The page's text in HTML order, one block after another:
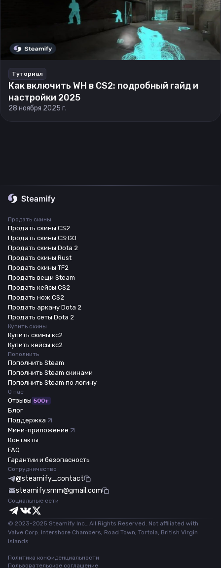
Туториал
Как включить WH в CS2: подробный гайд и
настройки 2025
28 ноября 2025 г.
Продать скины
Продать скины CS2
Продать скины CS:GO
Продать скины Dota 2
Продать скины Rust
Продать скины TF2
Продать вещи Steam
Продать кейсы CS2
Продать нож CS2
Продать аркану Dota 2
Продать сеты Dota 2
Купить скины
Купить скины кс2
Купить кейсы кс2
Пополнить
Пополнить Steam
Пополнить Steam скинами
Пополнить Steam по логину
О нас
Отзывы 500+
Блог
Поддержка
Мини-приложение
Контакты
FAQ
Гарантии и безопасность
Сотрудничество
@steamify_contact
steamify.smm@gmail.com
Социальные сети
© 2023-2025 Steamify Inc., All Rights Reserved. Not affiliated with
Valve Corp. Intershore Chambers, Road Town, Tortola, British Virgin
Islands.
Политика конфиденциальности
Пользовательское соглашение